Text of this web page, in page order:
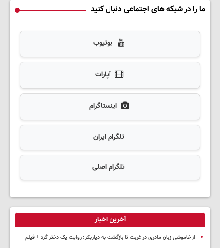
ما را در شبکه های اجتماعی دنبال کنید
یوتیوب
آپارات
اینستاگرام
تلگرام ایران
تلگرام اصلی
آخرین اخبار
از خاموشی زبان مادری در غربت تا بازگشت به دیاربکر؛ روایت یک دختر کُرد + فیلم